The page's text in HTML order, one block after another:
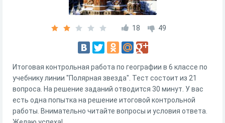
18 49
Итоговая контрольная работа по географии в 6 классе по
учебнику линии "Полярная звезда". Тест состоит из 21
вопроса. На решение заданий отводится 30 минут. У вас
есть одна попытка на решение итоговой контрольной
работы. Внимательно читайте вопросы и условия ответа.